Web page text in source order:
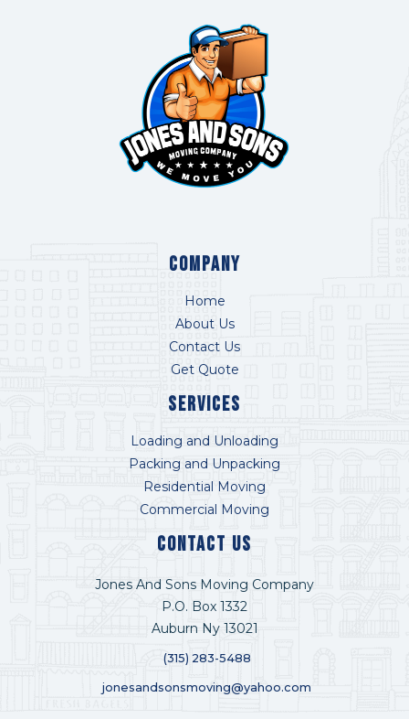
COMPANY
Home
About Us
Contact Us
Get Quote
Services
Loading and Unloading
Packing and Unpacking
Residential Moving
Commercial Moving
Contact US
Jones And Sons Moving Company
P.O. Box 1332
Auburn Ny 13021
(315) 283-5488
jonesandsonsmoving@yahoo.com